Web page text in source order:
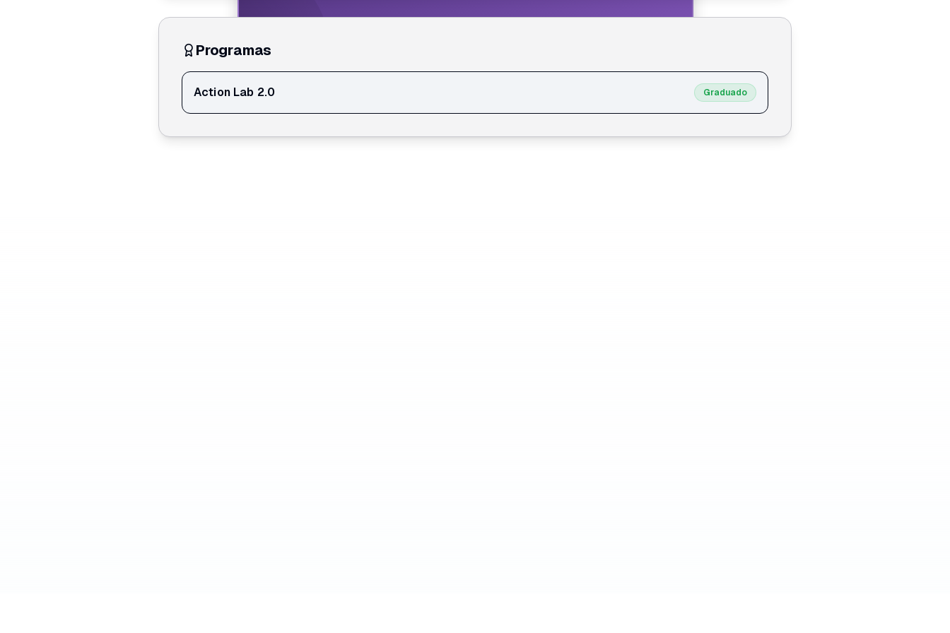
Programas
Action Lab 2.0 Graduado